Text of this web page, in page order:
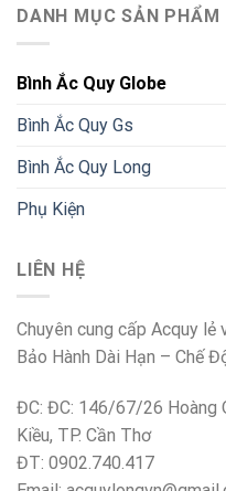
DANH MỤC SẢN PHẨM
Bình Ắc Quy Globe
Bình Ắc Quy Gs
Bình Ắc Quy Long
Phụ Kiện
LIÊN HỆ
Chuyên cung cấp Acquy
Bảo Hành Dài Hạn – Chế
ĐC: ĐC: 146/67/26 Hoàng
Kiều, TP. Cần Thơ
ĐT: 0902.740.417